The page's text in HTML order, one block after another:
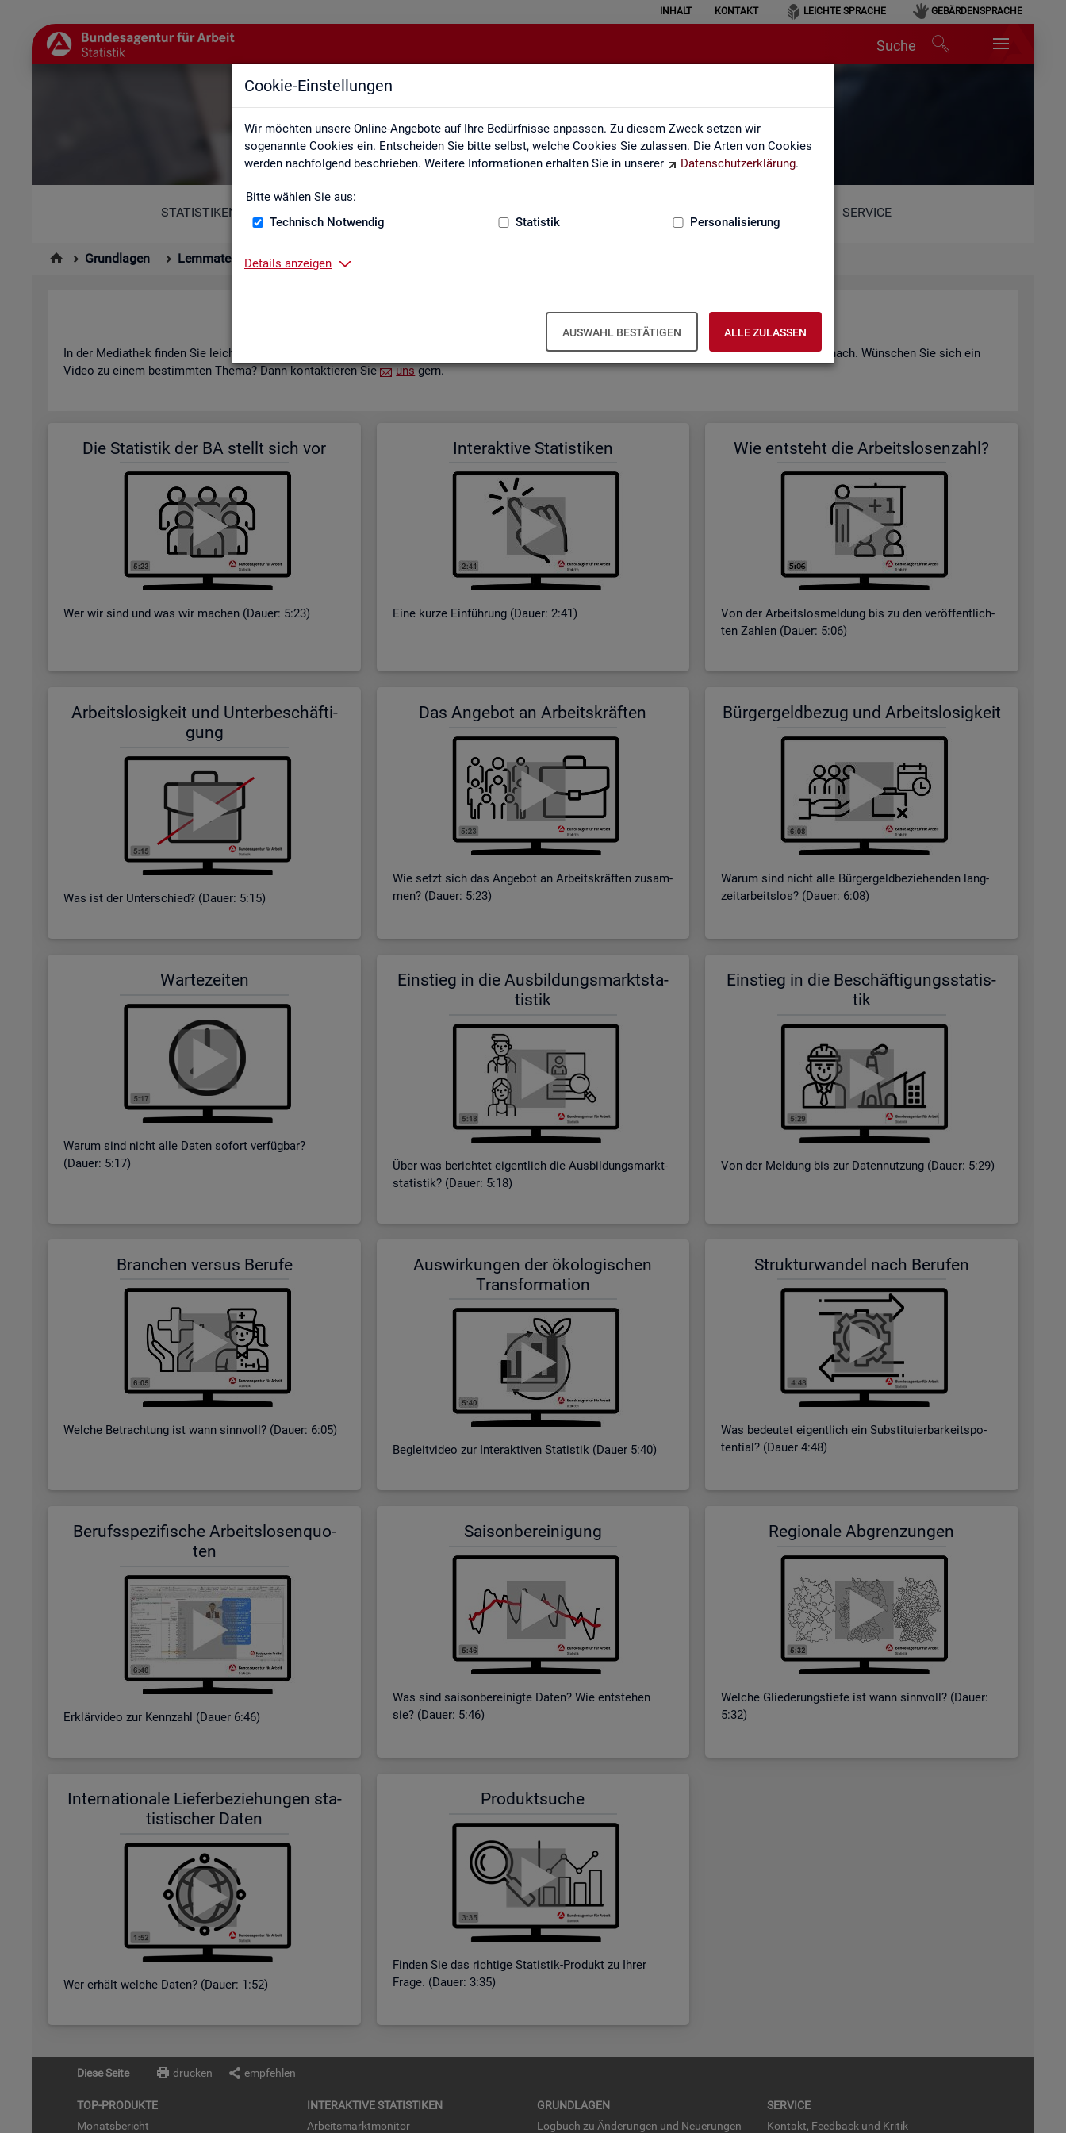
Cookie-Einstellungen
Wir möchten unsere Online-Angebote auf Ihre Bedürfnisse anpassen. Zu diesem Zweck setzen wir
sogenannte Cookies ein. Entscheiden Sie bitte selbst, welche Cookies Sie zulassen. Die Arten von Cookies
werden nachfolgend beschrieben. Weitere Informationen erhalten Sie in unserer
Datenschutzerklärung.
Bitte wählen Sie aus:
Technisch Notwendig
Statistik Personalisierung
Details anzeigen
AUSWAHL BESTÄTIGEN ALLE ZULASSEN
INHALT KONTAKT LEICHTE SPRACHE GEBÄRDENSPRACHE
Suche
Mediathek
STATISTIKEN SERVICE
Grundlagen Lernmaterialien Mediathek
Me­dia­thek
In der Me­dia­thek fin­den Sie leicht ver­ständ­li­che Kurz­vi­de­os zu zen­tra­len The­men der Sta­tis­tik der BA. Wir er­gän­zen unser Vi­deo­an­ge­bot nach und nach. Wün­schen Sie sich ein
Video zu einem be­stimm­ten Thema? Dann kon­tak­tie­ren Sie
unsgern.
Die Sta­tis­tik der BA stellt sich vor
Wer wir sind und was wir ma­chen (Dauer: 5:23)
In­ter­ak­ti­ve Sta­tis­ti­ken
Eine kurze Ein­füh­rung (Dauer: 2:41)
Wie ent­steht die Ar­beits­lo­sen­zahl?
Von der Ar­beits­los­mel­dung bis zu den ver­öf­fent­lich­
ten Zah­len (Dauer: 5:06)
Ar­beits­lo­sig­keit und Un­ter­be­schäf­ti­
gung
Was ist der Un­ter­schied? (Dauer: 5:15)
Das An­ge­bot an Ar­beits­kräf­ten
Wie setzt sich das An­ge­bot an Ar­beits­kräf­ten zu­sam­
men? (Dauer: 5:23)
Bür­ger­geld­be­zug und Ar­beits­lo­sig­keit
Warum sind nicht alle Bür­ger­geld­be­zie­hen­den lang­
zeit­ar­beits­los? (Dauer: 6:08)
War­te­zei­ten
Warum sind nicht alle Daten so­fort ver­füg­bar?
(Dauer: 5:17)
Ein­stieg in die Aus­bil­dungs­markt­sta­
tis­tik
Über was be­rich­tet ei­gent­lich die Aus­bil­dungs­markt­
sta­tis­tik? (Dauer: 5:18)
Ein­stieg in die Be­schäf­ti­gungs­sta­tis­
tik
Von der Mel­dung bis zur Da­ten­nut­zung (Dauer: 5:29)
Bran­chen ver­sus Be­ru­fe
Wel­che Be­trach­tung ist wann sinn­voll? (Dauer: 6:05)
Aus­wir­kun­gen der öko­lo­gi­schen
Trans­for­ma­ti­on
Be­gleit­vi­deo zur In­ter­ak­ti­ven Sta­tis­tik (Dauer 5:40)
Struk­tur­wan­del nach Be­ru­fen
Was be­deu­tet ei­gent­lich ein Sub­sti­tu­ier­bar­keits­po­
ten­ti­al? (Dauer 4:48)
Be­rufs­spe­zi­fi­sche Ar­beits­lo­sen­quo­
ten
Er­klär­vi­deo zur Kenn­zahl (Dauer 6:46)
Sai­son­be­rei­ni­gung
Was sind sai­son­be­rei­nig­te Daten? Wie ent­ste­hen
sie? (Dauer: 5:46)
Re­gio­na­le Ab­gren­zun­gen
Wel­che Glie­de­rungs­tie­fe ist wann sinn­voll? (Dauer:
5:32)
In­ter­na­tio­na­le Lie­fer­be­zie­hun­gen sta­
tis­ti­scher Daten
Wer er­hält wel­che Daten? (Dauer: 1:52)
Pro­dukt­su­che
Fin­den Sie das rich­ti­ge Sta­tis­tik-Pro­dukt zu Ihrer
Frage. (Dauer: 3:35)
Diese Seite drucken empfehlen
TOP-PRO­DUK­TE
Mo­nats­be­richt
IN­TER­AK­TI­VE STA­TIS­TI­KEN
Ar­beits­markt­mo­ni­tor
GRUND­LA­GEN
Log­buch zu Än­de­run­gen und Neue­run­gen
SER­VICE
Kon­takt, Feed­back und Kri­tik